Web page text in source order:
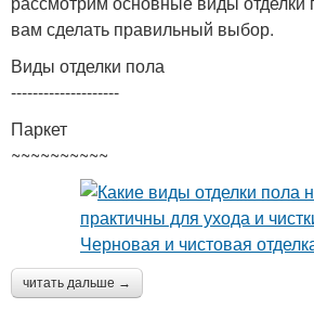
вам сделать правильный выбор.
Виды отделки пола
--------------------
Паркет
~~~~~~~~~~
читать дальше →